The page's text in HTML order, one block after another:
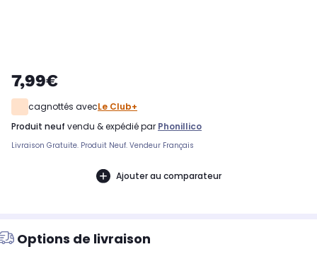
7,99€
cagnottés avecLe Club+
produit neuf vendu & expédié par Phonillico
Livraison Gratuite. Produit Neuf. Vendeur Français
Ajouter au comparateur
Options de livraison